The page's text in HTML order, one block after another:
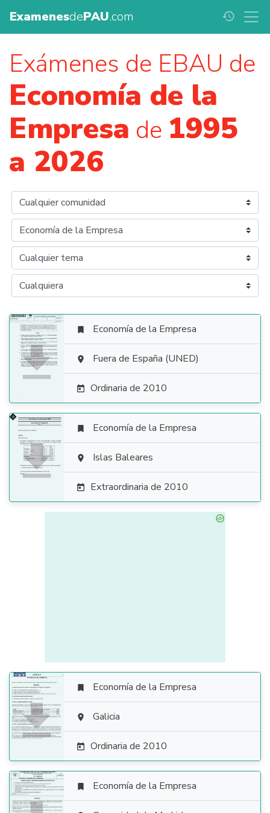
ExamenesdePAU.com history
Exámenes de EBAU de
Economía de la
Empresa de 1995
a 2026

 Economía de la Empresa
 Fuera de España (UNED)
 Ordinaria de 2010

 Economía de la Empresa
 Islas Baleares
 Extraordinaria de 2010

 Economía de la Empresa
 Galicia
 Ordinaria de 2010
 Economía de la Empresa